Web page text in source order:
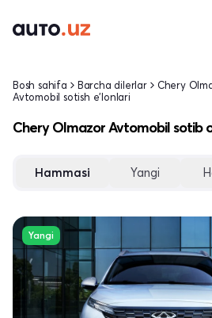
Bosh sahifa Barcha dilerlar
Chery
Avtomobil sotish e'lonlari
Chery Olmazor Avtomobil sotib
Hammasi Yangi
Yangi